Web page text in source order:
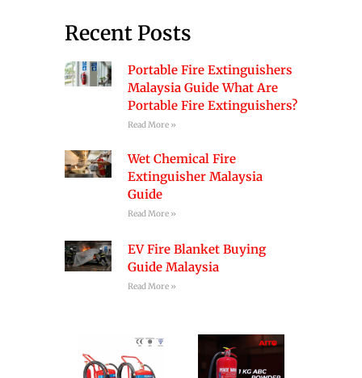
Recent Posts
Portable Fire Extinguishers
Malaysia Guide What Are
Portable Fire Extinguishers?
Read More »
Wet Chemical Fire
Extinguisher Malaysia
Guide
Read More »
EV Fire Blanket Buying
Guide Malaysia
Read More »